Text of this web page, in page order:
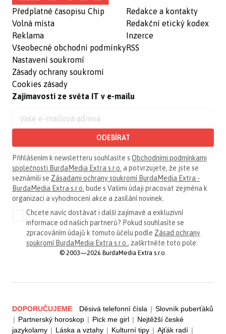
Předplatné časopisu Chip
Volná místa
Reklama
Všeobecné obchodní podmínky
Nastavení soukromí
Zásady ochrany soukromí
Cookies zásady
Redakce a kontakty
Redakční etický kodex
Inzerce
RSS
Zajímavosti ze světa IT v e-mailu
ODEBÍRAT
Přihlášením k newsletteru souhlasíte s Obchodními podmínkami
společnosti BurdaMedia Extra s.r.o. a potvrzujete, že jste se
seznámili se Zásadami ochrany soukromí BurdaMedia Extra -
BurdaMedia Extra s.r.o. bude s Vašimi údaji pracovat zejména k
organizaci a vyhodnocení akce a zasílání novinek.
Chcete navíc dostávat i další zajímavé a exkluzivní
informace od našich partnerů? Pokud souhlasíte se
zpracováním údajů k tomuto účelu podle Zásad ochrany
soukromí BurdaMedia Extra s.r.o., zaškrtněte toto pole.
© 2003—2026 BurdaMedia Extra s.r.o.
DOPORUČUJEME Děsivá telefonní čísla | Slovník puberťáků
| Partnerský horoskop | Pick me girl | Nejtěžší české
jazykolamy | Láska a vztahy | Kulturní tipy | Ajťák radí |